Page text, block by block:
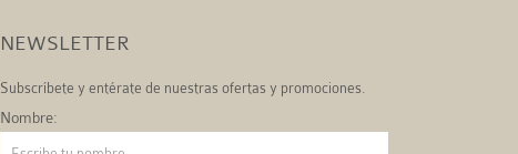
NEWSLETTER
Subscríbete y entérate de nuestras ofertas y promociones.
Nombre: